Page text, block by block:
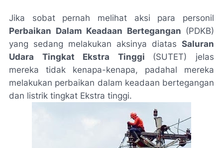
Jika sobat pernah melihat aksi para personil
Perbaikan Dalam Keadaan Bertegangan (PDKB)
yang sedang melakukan aksinya diatas Saluran
Udara Tingkat Ekstra Tinggi (SUTET) jelas
mereka tidak kenapa-kenapa, padahal mereka
melakukan perbaikan dalam keadaan bertegangan
dan listrik tingkat Ekstra tinggi.